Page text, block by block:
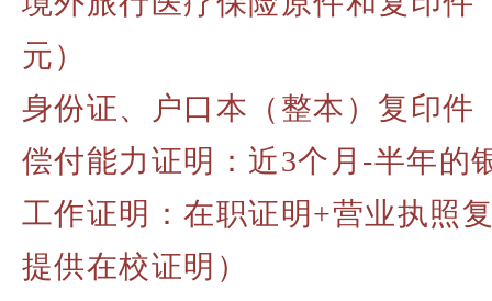
元）
身份证、户口本（整本）复印件
偿付能力证明：近3个月-半年的
工作证明：在职证明+营业执照
提供在校证明）